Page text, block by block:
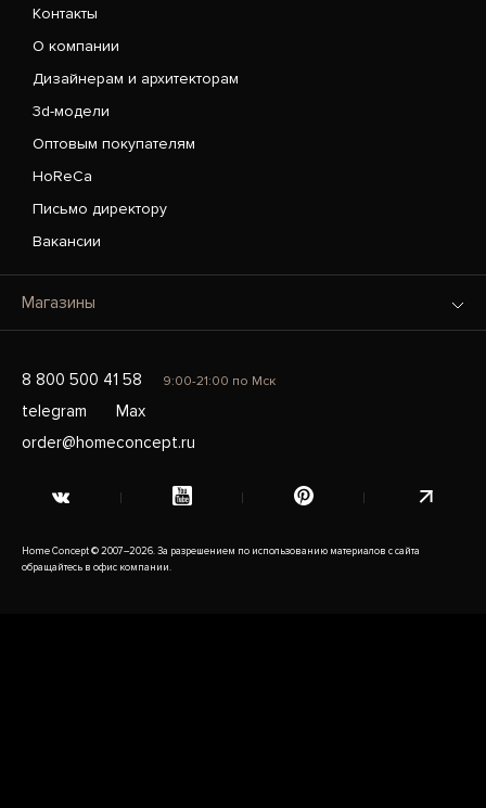
Контакты
О компании
Дизайнерам и архитекторам
3d-модели
Оптовым покупателям
HoReCa
Письмо директору
Вакансии
Магазины
8 800 500 41 58 9:00-21:00 по Мск
telegram
Max
order@homeconcept.ru
Home Concept © 2007–2026. За разрешением по использованию материалов с сайта
обращайтесь в офис компании.